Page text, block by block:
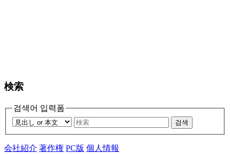
検索
검색어 입력폼
검색
会社紹介 著作権 PC版 個人情報